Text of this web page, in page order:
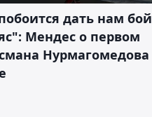
дать нам бой
Мендес о первом
Нурмагомедова